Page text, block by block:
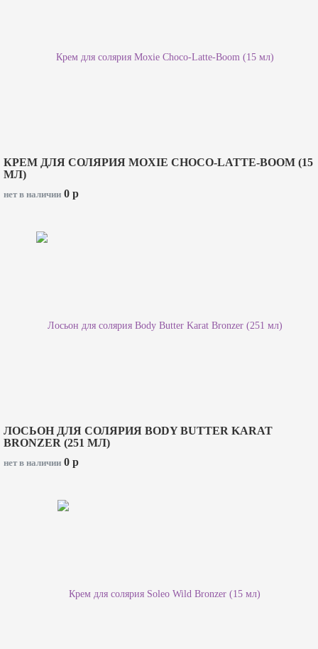
КРЕМ ДЛЯ СОЛЯРИЯ MOXIE CHOCO-LATTE-BOOM (15
МЛ)
нет в наличии 0 p
ЛОСЬОН ДЛЯ СОЛЯРИЯ BODY BUTTER KARAT
BRONZER (251 МЛ)
нет в наличии 0 p